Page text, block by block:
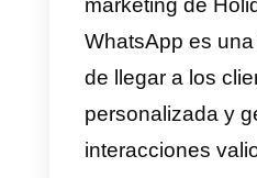
centraba en
Whatscook,
podían
nevera y